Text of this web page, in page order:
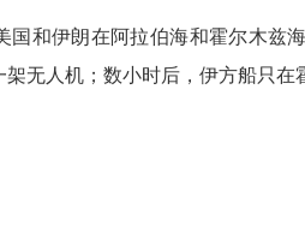
和伊朗在阿拉伯海和霍尔木兹
无人机；数小时后，伊方船只在